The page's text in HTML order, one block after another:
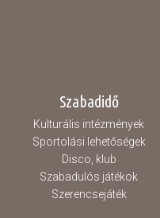
Szabadidő
Kulturális intézmények
Sportolási lehetőségek
Disco, klub
Szabadulós játékok
Szerencsejáték